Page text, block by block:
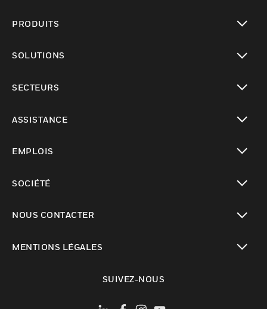
PRODUITS
SOLUTIONS
SECTEURS
ASSISTANCE
EMPLOIS
SOCIÉTÉ
NOUS CONTACTER
MENTIONS LÉGALES
SUIVEZ-NOUS